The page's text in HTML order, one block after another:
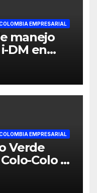
EMPRESARIAL
manejo
DM en
EMPRESARIAL
Verde
Colo y
nueva